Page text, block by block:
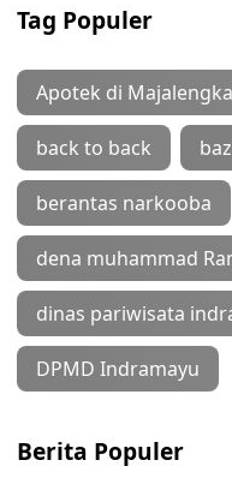
Tag Populer
Apotek di Majalengka
back to back
berantas narkooba
dena muhammad
dinas pariwisata
DPMD Indramayu
Berita Populer